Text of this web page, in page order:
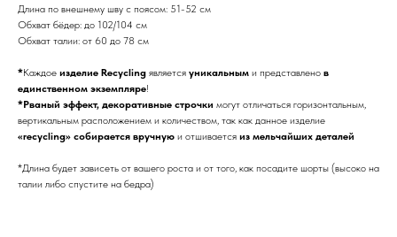
Длина по внешнему шву с поясом: 51-52 см
Обхват бёдер: до 102/104 см
Обхват талии: от 60 до 78 см
*Каждое изделие Recycling является уникальным и представлено в
единственном экземпляре!
*Рваный эффект, декоративные строчки могут отличаться горизонтальным,
вертикальным расположением и количеством, так как данное изделие
«recycling» собирается вручную и отшивается из мельчайших деталей
*Длина будет зависеть от вашего роста и от того, как посадите шорты (высоко на
талии либо спустите на бедра)